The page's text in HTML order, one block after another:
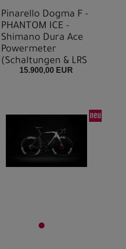
Pinarello Dogma F -
PHANTOM ICE -
Shimano Dura Ace
Powermeter
(Schaltungen & LRS
konfigurierbar)
15.900,00 EUR